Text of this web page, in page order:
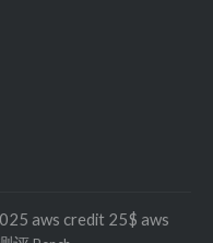
aws credit 25$ aws